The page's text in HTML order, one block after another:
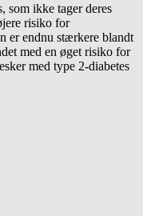
som ikke tager deres
risiko for
er endnu stærkere blandt
med en øget risiko for
med type 2-diabetes